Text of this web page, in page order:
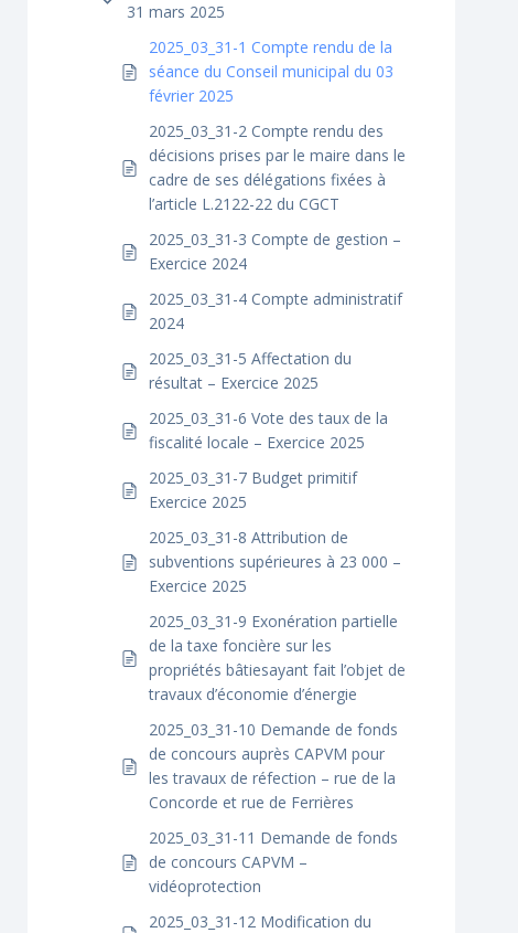
31 mars 2025
2025_03_31-1 Compte rendu de la
séance du Conseil municipal du 03
février 2025
2025_03_31-2 Compte rendu des
décisions prises par le maire dans le
cadre de ses délégations fixées à
l’article L.2122-22 du CGCT
2025_03_31-3 Compte de gestion –
Exercice 2024
2025_03_31-4 Compte administratif
2024
2025_03_31-5 Affectation du
résultat – Exercice 2025
2025_03_31-6 Vote des taux de la
fiscalité locale – Exercice 2025
2025_03_31-7 Budget primitif
Exercice 2025
2025_03_31-8 Attribution de
subventions supérieures à 23 000 –
Exercice 2025
2025_03_31-9 Exonération partielle
de la taxe foncière sur les
propriétés bâtiesayant fait l’objet de
travaux d’économie d’énergie
2025_03_31-10 Demande de fonds
de concours auprès CAPVM pour
les travaux de réfection – rue de la
Concorde et rue de Ferrières
2025_03_31-11 Demande de fonds
de concours CAPVM –
vidéoprotection
2025_03_31-12 Modification du